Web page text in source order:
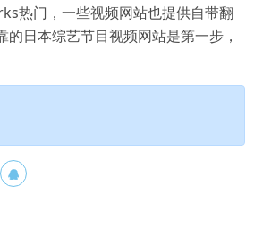
热门，一些视频网站也提供自带翻
的日本综艺节目视频网站是第一步，
